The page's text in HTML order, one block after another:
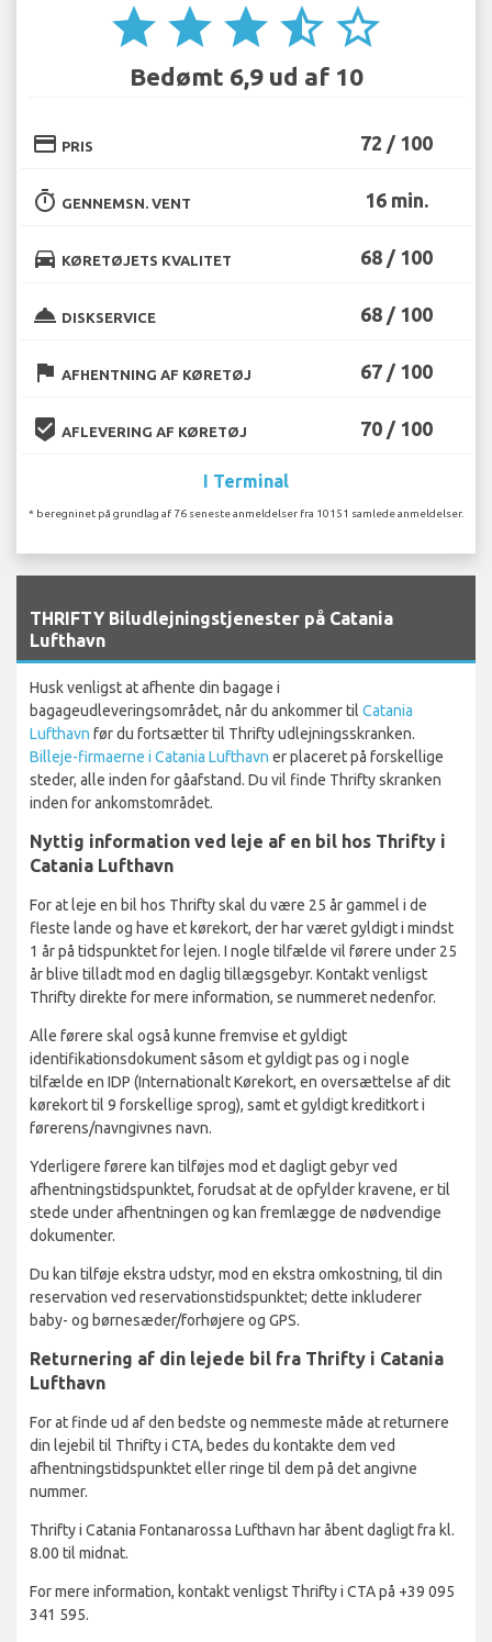
star star star star_half star_border
Bedømt 6,9 ud af 10
credit_card PRIS 72 / 100
timer GENNEMSN. VENT 16 min.
directions_car KØRETØJETS KVALITET 68 / 100
room_service DISKSERVICE 68 / 100
flag AFHENTNING AF KØRETØJ 67 / 100
beenhere AFLEVERING AF KØRETØJ 70 / 100
I Terminal
* beregninet på grundlag af 76 seneste anmeldelser fra 10151 samlede anmeldelser.
THRIFTY Biludlejningstjenester på Catania
Lufthavn
Husk venligst at afhente din bagage i
bagageudleveringsområdet, når du ankommer til Catania
Lufthavn før du fortsætter til Thrifty udlejningsskranken.
Billeje-firmaerne i Catania Lufthavn er placeret på forskellige
steder, alle inden for gåafstand. Du vil finde Thrifty skranken
inden for ankomstområdet.
Nyttig information ved leje af en bil hos Thrifty i
Catania Lufthavn
For at leje en bil hos Thrifty skal du være 25 år gammel i de
fleste lande og have et kørekort, der har været gyldigt i mindst
1 år på tidspunktet for lejen. I nogle tilfælde vil førere under 25
år blive tilladt mod en daglig tillægsgebyr. Kontakt venligst
Thrifty direkte for mere information, se nummeret nedenfor.
Alle førere skal også kunne fremvise et gyldigt
identifikationsdokument såsom et gyldigt pas og i nogle
tilfælde en IDP (Internationalt Kørekort, en oversættelse af dit
kørekort til 9 forskellige sprog), samt et gyldigt kreditkort i
førerens/navngivnes navn.
Yderligere førere kan tilføjes mod et dagligt gebyr ved
afhentningstidspunktet, forudsat at de opfylder kravene, er til
stede under afhentningen og kan fremlægge de nødvendige
dokumenter.
Du kan tilføje ekstra udstyr, mod en ekstra omkostning, til din
reservation ved reservationstidspunktet; dette inkluderer
baby- og børnesæder/forhøjere og GPS.
Returnering af din lejede bil fra Thrifty i Catania
Lufthavn
For at finde ud af den bedste og nemmeste måde at returnere
din lejebil til Thrifty i CTA, bedes du kontakte dem ved
afhentningstidspunktet eller ringe til dem på det angivne
nummer.
Thrifty i Catania Fontanarossa Lufthavn har åbent dagligt fra kl.
8.00 til midnat.
For mere information, kontakt venligst Thrifty i CTA på +39 095
341 595.